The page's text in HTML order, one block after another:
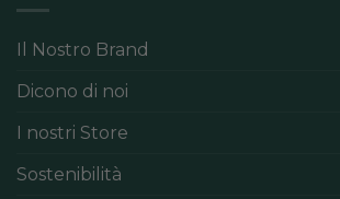
Il Nostro Brand
Dicono di noi
I nostri Store
Sostenibilità